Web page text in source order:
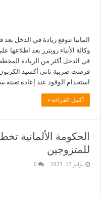
المانيا تتوقع زيادة في الدخل
وكالة الأنباء رويترز بعد اطلاعها
في الدخل أكثر من الزيادة
فرضت ضريبة ثاني أكسيد الكربون
استخدام الوقود عند إعادة
أكمل القراءة »
الحكومة الألمانية
للمتزوجين
يوليو 13, 2023 0